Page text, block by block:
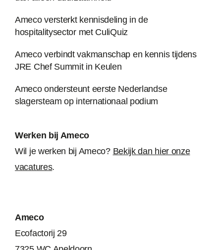
Ameco versterkt kennisdeling in de
hospitalitysector met CuliQuiz
Ameco verbindt vakmanschap en kennis tijdens
JRE Chef Summit in Keulen
Ameco ondersteunt eerste Nederlandse
slagersteam op internationaal podium
Werken bij Ameco
Wil je werken bij Ameco? Bekijk dan hier onze
vacatures.
Ameco
Ecofactorij 29